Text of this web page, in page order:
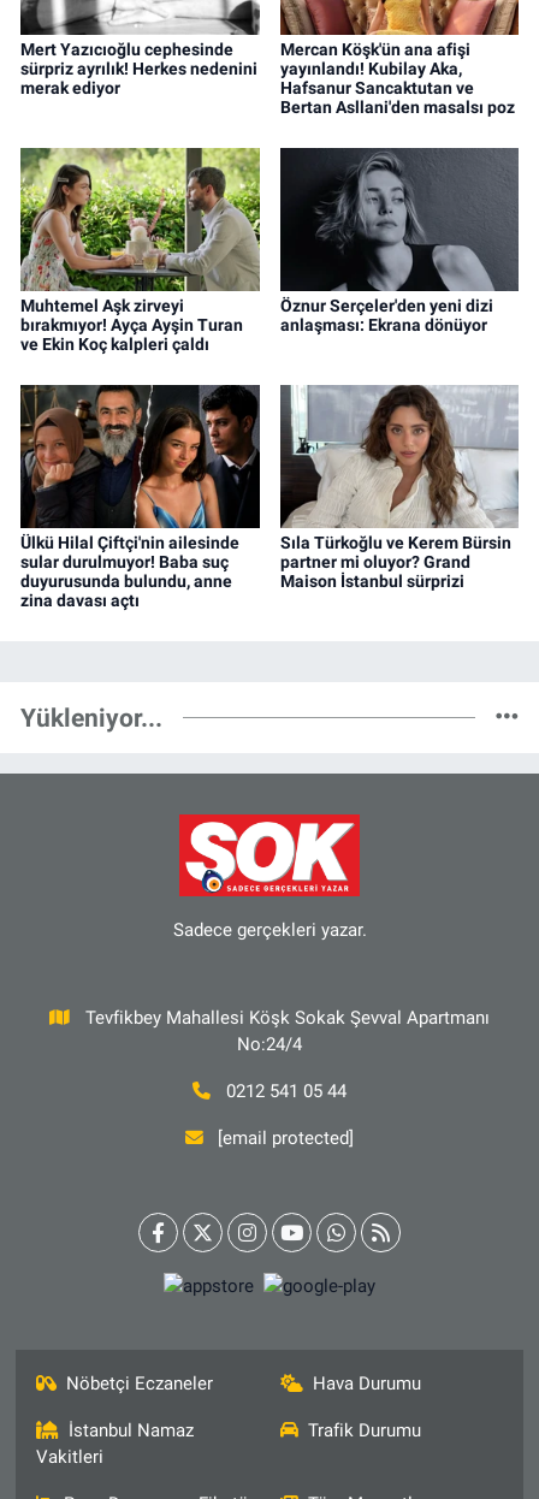
Mert Yazıcıoğlu cephesinde
sürpriz ayrılık! Herkes nedenini
merak ediyor
Mercan Köşk'ün ana afişi
yayınlandı! Kubilay Aka,
Hafsanur Sancaktutan ve
Bertan Asllani'den masalsı poz
Muhtemel Aşk zirveyi
bırakmıyor! Ayça Ayşin Turan
ve Ekin Koç kalpleri çaldı
Öznur Serçeler'den yeni dizi
anlaşması: Ekrana dönüyor
Ülkü Hilal Çiftçi'nin ailesinde
sular durulmuyor! Baba suç
duyurusunda bulundu, anne
zina davası açtı
Sıla Türkoğlu ve Kerem Bürsin
partner mi oluyor? Grand
Maison İstanbul sürprizi
Yükleniyor...
Sadece gerçekleri yazar.
Tevfikbey Mahallesi Köşk Sokak Şevval Apartmanı
No:24/4
0212 541 05 44
[email protected]
Nöbetçi Eczaneler Hava Durumu
İstanbul Namaz
Vakitleri
Trafik Durumu